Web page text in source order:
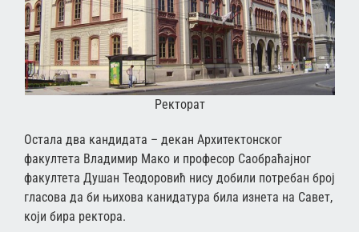
Ректорат
Остала два кандидата – декан Архитектонског
факултета Владимир Мако и професор Саобраћајног
факултета Душан Теодоровић нису добили потребан број
гласова да би њихова канидатура била изнета на Савет,
који бира ректора.